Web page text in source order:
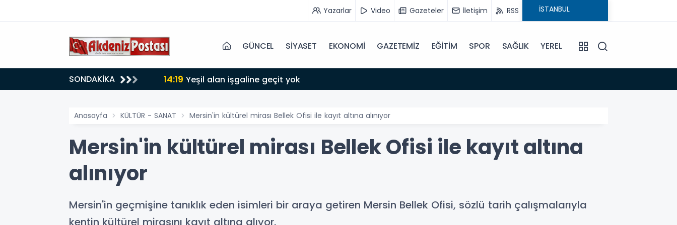
Yazarlar Video Gazeteler İletişim RSS
GÜNCEL SİYASET EKONOMİ GAZETEMİZ EĞİTİM SPOR SAĞLIK YEREL
SONDAKİKA
30 dereceyi gördü 14:19 Yeşil alan işgaline geçit yok
Anasayfa KÜLTÜR - SANAT Mersin'in kültürel mirası Bellek Ofisi ile kayıt altına alınıyor
Mersin'in kültürel mirası Bellek Ofisi ile kayıt altına
alınıyor
Mersin'in geçmişine tanıklık eden isimleri bir araya getiren Mersin Bellek Ofisi, sözlü tarih çalışmalarıyla
kentin kültürel mirasını kayıt altına alıyor.